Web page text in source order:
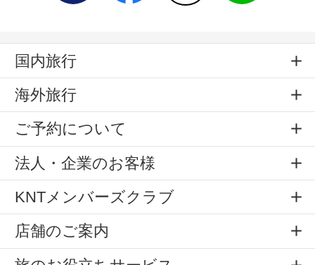
国内旅行
海外旅行
ご予約について
法人・企業のお客様
KNTメンバーズクラブ
店舗のご案内